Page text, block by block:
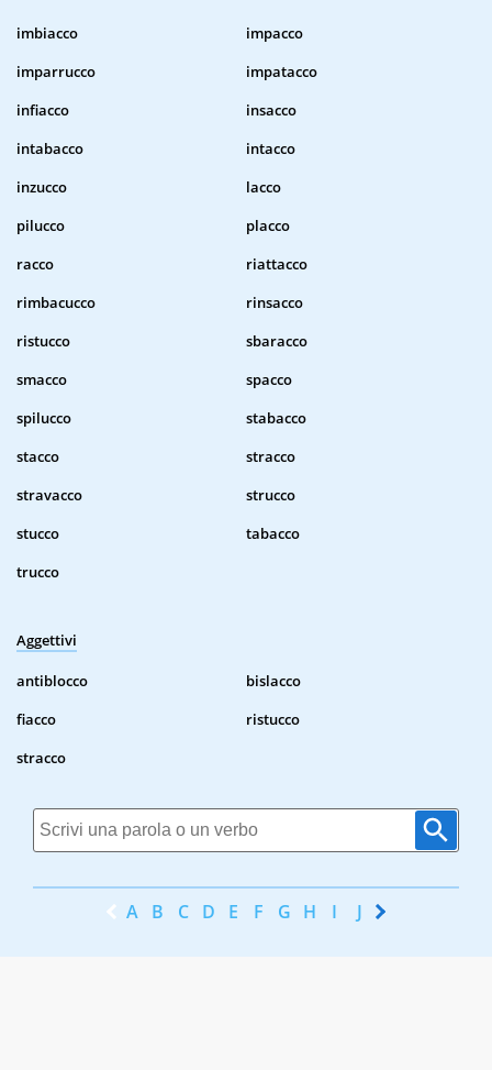
imbiacco
impacco
imparrucco
impatacco
infiacco
insacco
intabacco
intacco
inzucco
lacco
pilucco
placco
racco
riattacco
rimbacucco
rinsacco
ristucco
sbaracco
smacco
spacco
spilucco
stabacco
stacco
stracco
stravacco
strucco
stucco
tabacco
trucco
Aggettivi
antiblocco
bislacco
fiacco
ristucco
stracco
A B C D E F G H I J K